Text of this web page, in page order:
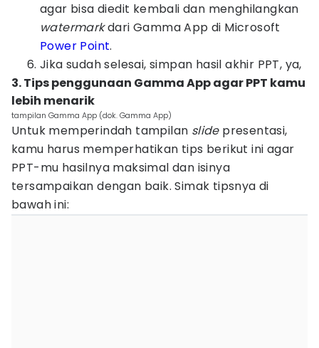
agar bisa diedit kembali dan menghilangkan
watermarkdari Gamma App di Microsoft
Power Point.
Jika sudah selesai, simpan hasil akhir PPT, ya,
3. Tips penggunaan Gamma App agar PPT kamu
lebih menarik
tampilan Gamma App (dok. Gamma App)
Untuk memperindah tampilan slidepresentasi,
kamu harus memperhatikan tips berikut ini agar
PPT-mu hasilnya maksimal dan isinya
tersampaikan dengan baik. Simak tipsnya di
bawah ini: